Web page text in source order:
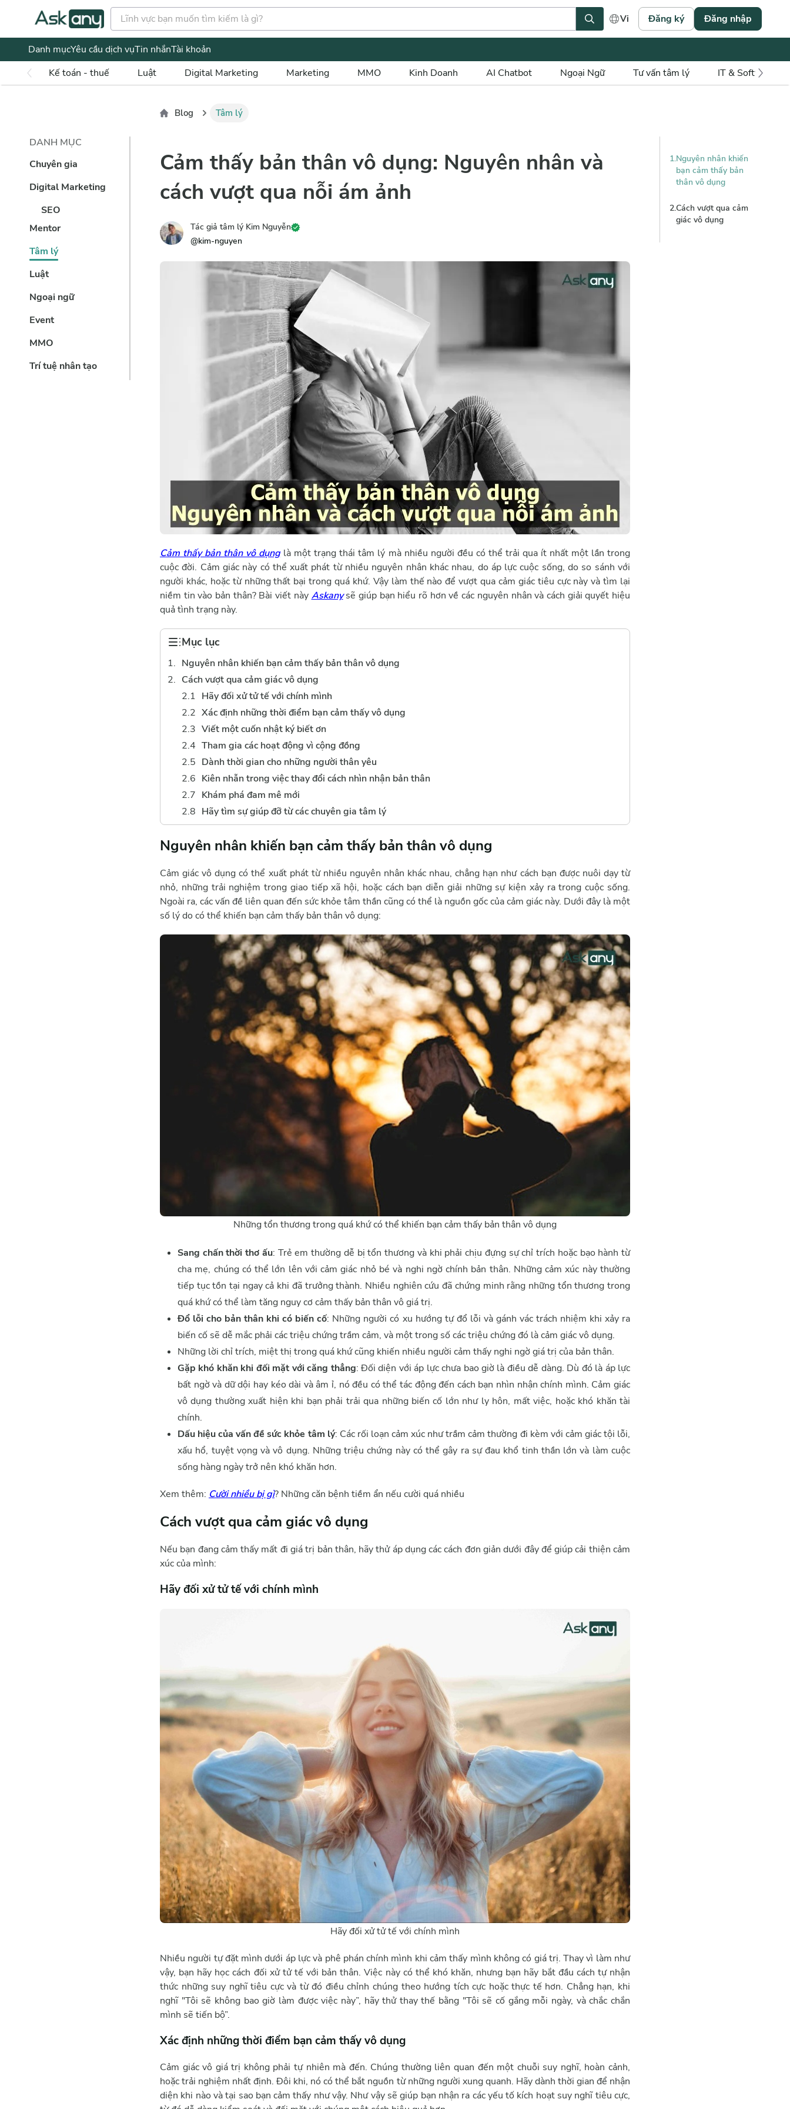
Vi Đăng ký Đăng nhập
Danh mụcYêu cầu dịch vụTin nhắnTài khoản
Kế toán - thuế
Luật Digital Marketing Marketing MMO Kinh Doanh AI Chatbot Ngoại Ngữ Tư vấn tâm lý IT & Software
Blog Tâm lý
DANH MỤC
Chuyên gia
Digital Marketing
SEO
Mentor
Tâm lý
Luật
Ngoại ngữ
Event
MMO
Trí tuệ nhân tạo
Cảm thấy bản thân vô dụng: Nguyên nhân và
cách vượt qua nỗi ám ảnh
Tác giả tâm lý Kim Nguyễn
@kim-nguyen
Cảm thấy bản thân vô dụnglà một trạng thái tâm lý mà nhiều người đều có thể trải qua ít nhất một lần trong
cuộc đời. Cảm giác này có thể xuất phát từ nhiều nguyên nhân khác nhau, do áp lực cuộc sống, do so sánh với
người khác, hoặc từ những thất bại trong quá khứ. Vậy làm thế nào để vượt qua cảm giác tiêu cực này và tìm lại
niềm tin vào bản thân? Bài viết này Askanysẽ giúp bạn hiểu rõ hơn về các nguyên nhân và cách giải quyết hiệu
quả tình trạng này.
Mục lục
Nguyên nhân khiến bạn cảm thấy bản thân vô dụng
Cách vượt qua cảm giác vô dụng
Hãy đối xử tử tế với chính mình
Xác định những thời điểm bạn cảm thấy vô dụng
Viết một cuốn nhật ký biết ơn
Tham gia các hoạt động vì cộng đồng
Dành thời gian cho những người thân yêu
Kiên nhẫn trong việc thay đổi cách nhìn nhận bản thân
Khám phá đam mê mới
Hãy tìm sự giúp đỡ từ các chuyên gia tâm lý
Nguyên nhân khiến bạn cảm thấy bản thân vô dụng
Cảm giác vô dụng có thể xuất phát từ nhiều nguyên nhân khác nhau, chẳng hạn như cách bạn được nuôi dạy từ
nhỏ, những trải nghiệm trong giao tiếp xã hội, hoặc cách bạn diễn giải những sự kiện xảy ra trong cuộc sống.
Ngoài ra, các vấn đề liên quan đến sức khỏe tâm thần cũng có thể là nguồn gốc của cảm giác này. Dưới đây là một
số lý do có thể khiến bạn cảm thấy bản thân vô dụng:
Những tổn thương trong quá khứ có thể khiến bạn cảm thấy bản thân vô dụng
Sang chấn thời thơ ấu: Trẻ em thường dễ bị tổn thương và khi phải chịu đựng sự chỉ trích hoặc bạo hành từ
cha mẹ, chúng có thể lớn lên với cảm giác nhỏ bé và nghi ngờ chính bản thân. Những cảm xúc này thường
tiếp tục tồn tại ngay cả khi đã trưởng thành. Nhiều nghiên cứu đã chứng minh rằng những tổn thương trong
quá khứ có thể làm tăng nguy cơ cảm thấy bản thân vô giá trị.
Đổ lỗi cho bản thân khi có biến cố: Những người có xu hướng tự đổ lỗi và gánh vác trách nhiệm khi xảy ra
biến cố sẽ dễ mắc phải các triệu chứng trầm cảm, và một trong số các triệu chứng đó là cảm giác vô dụng.
Những lời chỉ trích, miệt thị trong quá khứ cũng khiến nhiều người cảm thấy nghi ngờ giá trị của bản thân.
Gặp khó khăn khi đối mặt với căng thẳng: Đối diện với áp lực chưa bao giờ là điều dễ dàng. Dù đó là áp lực
bất ngờ và dữ dội hay kéo dài và âm ỉ, nó đều có thể tác động đến cách bạn nhìn nhận chính mình. Cảm giác
vô dụng thường xuất hiện khi bạn phải trải qua những biến cố lớn như ly hôn, mất việc, hoặc khó khăn tài
chính.
Dấu hiệu của vấn đề sức khỏe tâm lý: Các rối loạn cảm xúc như trầm cảm thường đi kèm với cảm giác tội lỗi,
xấu hổ, tuyệt vọng và vô dụng. Những triệu chứng này có thể gây ra sự đau khổ tinh thần lớn và làm cuộc
sống hàng ngày trở nên khó khăn hơn.
Xem thêm: Cười nhiều bị gì? Những căn bệnh tiềm ẩn nếu cười quá nhiều
Cách vượt qua cảm giác vô dụng
Nếu bạn đang cảm thấy mất đi giá trị bản thân, hãy thử áp dụng các cách đơn giản dưới đây để giúp cải thiện cảm
xúc của mình:
Hãy đối xử tử tế với chính mình
Hãy đối xử tử tế với chính mình
Nhiều người tự đặt mình dưới áp lực và phê phán chính mình khi cảm thấy mình không có giá trị. Thay vì làm như
vậy, bạn hãy học cách đối xử tử tế với bản thân. Việc này có thể khó khăn, nhưng bạn hãy bắt đầu cách tự nhận
thức những suy nghĩ tiêu cực và từ đó điều chỉnh chúng theo hướng tích cực hoặc thực tế hơn. Chẳng hạn, khi
nghĩ "Tôi sẽ không bao giờ làm được việc này”, hãy thử thay thế bằng "Tôi sẽ cố gắng mỗi ngày, và chắc chắn
mình sẽ tiến bộ”.
Xác định những thời điểm bạn cảm thấy vô dụng
Cảm giác vô giá trị không phải tự nhiên mà đến. Chúng thường liên quan đến một chuỗi suy nghĩ, hoàn cảnh,
hoặc trải nghiệm nhất định. Đôi khi, nó có thể bắt nguồn từ những người xung quanh. Hãy dành thời gian để nhận
diện khi nào và tại sao bạn cảm thấy như vậy. Như vậy sẽ giúp bạn nhận ra các yếu tố kích hoạt suy nghĩ tiêu cực,
1.Nguyên nhân khiến
bạn cảm thấy bản
thân vô dụng
2.Cách vượt qua cảm
giác vô dụng